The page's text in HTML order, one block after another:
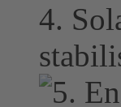
4.